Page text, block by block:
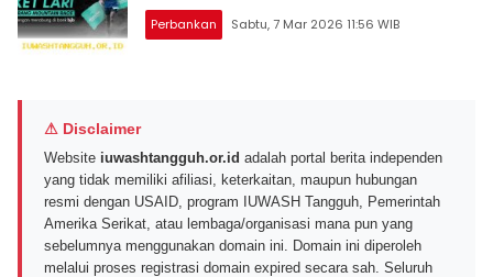
Perbankan Sabtu, 7 Mar 2026 11:56 WIB
⚠ Disclaimer
Website iuwashtangguh.or.id adalah portal berita independen
yang tidak memiliki afiliasi, keterkaitan, maupun hubungan
resmi dengan USAID, program IUWASH Tangguh, Pemerintah
Amerika Serikat, atau lembaga/organisasi mana pun yang
sebelumnya menggunakan domain ini. Domain ini diperoleh
melalui proses registrasi domain expired secara sah. Seluruh